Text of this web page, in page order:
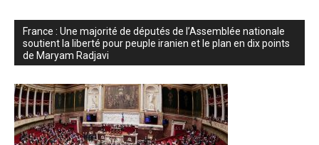
France : Une majorité de députés de l’Assemblée nationale
soutient la liberté pour peuple iranien et le plan en dix points
de Maryam Radjavi